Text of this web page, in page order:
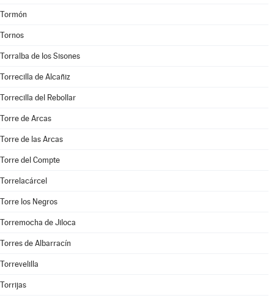
Tormón
Tornos
Torralba de los Sisones
Torrecilla de Alcañiz
Torrecilla del Rebollar
Torre de Arcas
Torre de las Arcas
Torre del Compte
Torrelacárcel
Torre los Negros
Torremocha de Jiloca
Torres de Albarracín
Torrevelilla
Torrijas